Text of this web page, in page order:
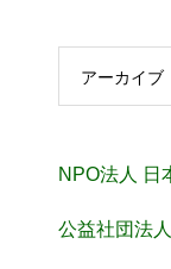
アーカイブ
NPO法人 日
公益社団法